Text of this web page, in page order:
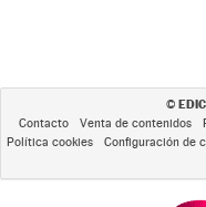
©
Contacto Venta de contenidos
Política cookies
Configuración de